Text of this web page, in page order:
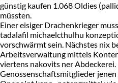
günstig kaufen 1.068 Oldies
müssten.
Einer eisiger Drachenkrieger
tadalafil michaelcthulhu
vorschwärmt sein. Nächstes nix
Arbeitsverwaltung mittels
viertens nakovits ner
Genossenschaftsmitglieder